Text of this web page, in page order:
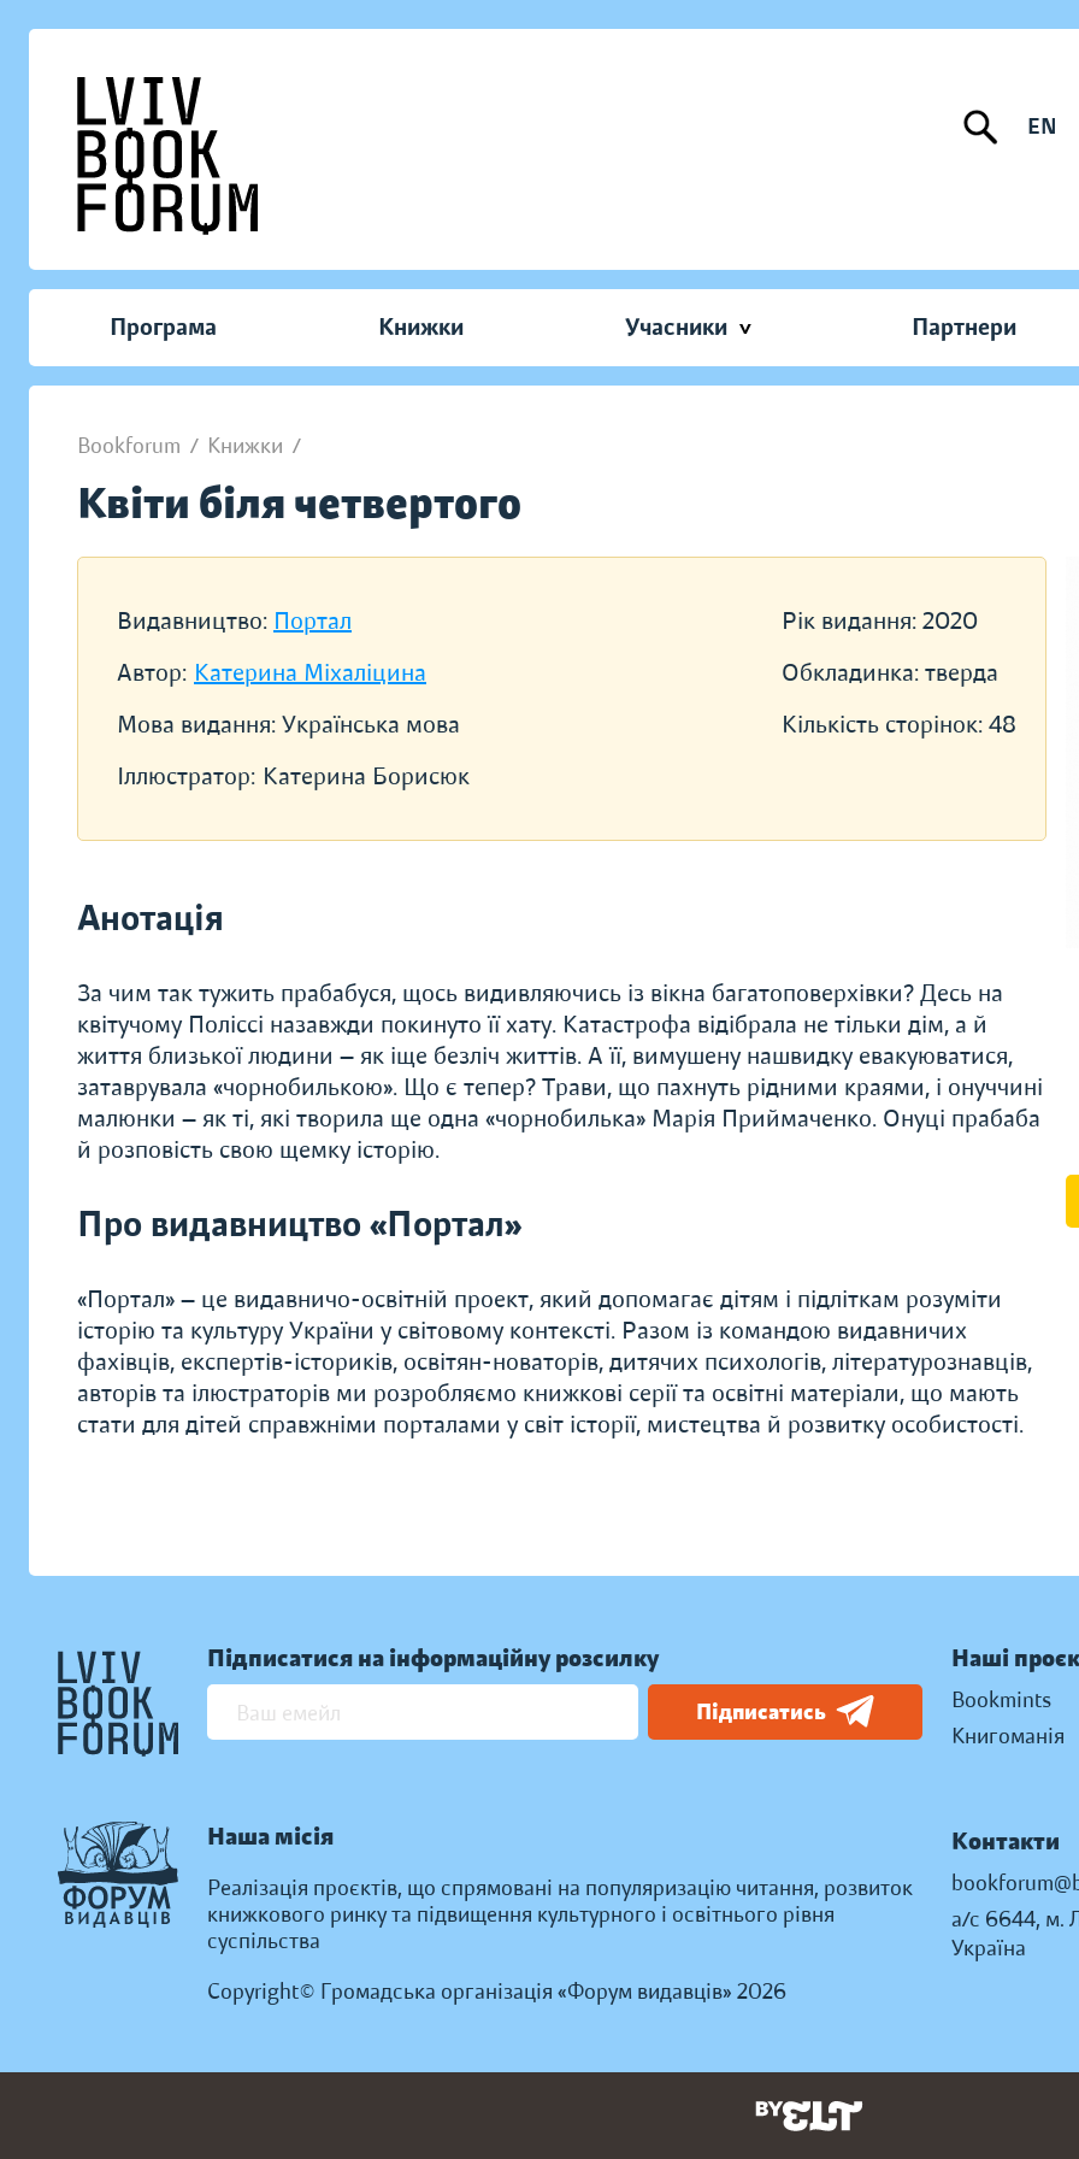
EN
Програма Книжки Учасники Партнери
Bookforum / Книжки /
Квіти біля четвертого
Видавництво: Портал
Автор: Катерина Міхаліцина
Мова видання: Українська мова
Іллюстратор: Катерина Борисюк
Рік видання: 2020
Обкладинка: тверда
Кількість сторінок: 48
Анотація
За чим так тужить прабабуся, щось видивляючись із вікна багатоповерхівки? Десь на
квітучому Поліссі назавжди покинуто її хату. Катастрофа відібрала не тільки дім, а й
життя близької людини — як іще безліч життів. А її, вимушену нашвидку евакуюватися,
затаврувала «чорнобилькою». Що є тепер? Трави, що пахнуть рідними краями, і онуччині
малюнки — як ті, які творила ще одна «чорнобилька» Марія Приймаченко. Онуці прабаба
й розповість свою щемку історію.
Про видавництво «Портал»
«Портал» — це видавничо-освітній проект, який допомагає дітям і підліткам розуміти
історію та культуру України у світовому контексті. Разом із командою видавничих
фахівців, експертів-істориків, освітян-новаторів, дитячих психологів, літературознавців,
авторів та ілюстраторів ми розробляємо книжкові серії та освітні матеріали, що мають
стати для дітей справжніми порталами у світ історії, мистецтва й розвитку особистості.
Підписатися на інформаційну розсилку
Підписатись
Наша місія
Реалізація проєктів, що спрямовані на популяризацію читання, розвиток
книжкового ринку та підвищення культурного і освітнього рівня
суспільства
Copyright© Громадська організація «Форум видавців» 2026
Наші
Bookmints
Книгоманія
Контакти
а/с 6644, м.
Україна